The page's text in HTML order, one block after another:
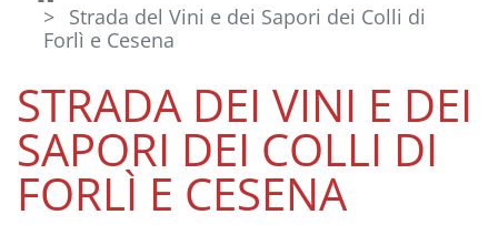
Strada del Vini e dei Sapori dei Colli di
Forlì e Cesena
STRADA DEI VINI E DEI
SAPORI DEI COLLI DI
FORLÌ E CESENA